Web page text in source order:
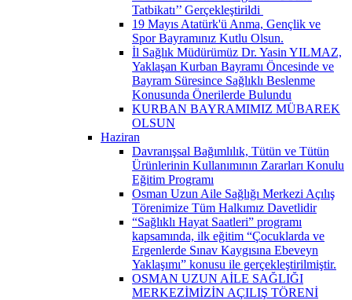
Tatbikatı’’ Gerçekleştirildi ​
19 Mayıs Atatürk'ü Anma, Gençlik ve
Spor Bayramınız Kutlu Olsun.
İl Sağlık Müdürümüz Dr. Yasin YILMAZ,
Yaklaşan Kurban Bayramı Öncesinde ve
Bayram Süresince Sağlıklı Beslenme
Konusunda Önerilerde Bulundu
KURBAN BAYRAMIMIZ MÜBAREK
OLSUN
Haziran
Davranışsal Bağımlılık, Tütün ve Tütün
Ürünlerinin Kullanımının Zararları Konulu
Eğitim Programı
Osman Uzun Aile Sağlığı Merkezi Açılış
Törenimize Tüm Halkımız Davetlidir
“Sağlıklı Hayat Saatleri” programı
kapsamında, ilk eğitim “Çocuklarda ve
Ergenlerde Sınav Kaygısına Ebeveyn
Yaklaşımı” konusu ile gerçekleştirilmiştir.
OSMAN UZUN AİLE SAĞLIĞI
MERKEZİMİZİN AÇILIŞ TÖRENİ